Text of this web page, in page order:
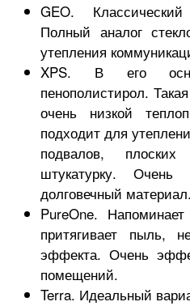
GEO.
Полный аналог
утепления
XPS. В его
пенополистирол.
очень низкой
подходит для
подвалов,
штукатурку.
долговечный материал.
PureOne.
притягивает пыль,
эффекта. Очень
помещений.
Terra. Идеальный